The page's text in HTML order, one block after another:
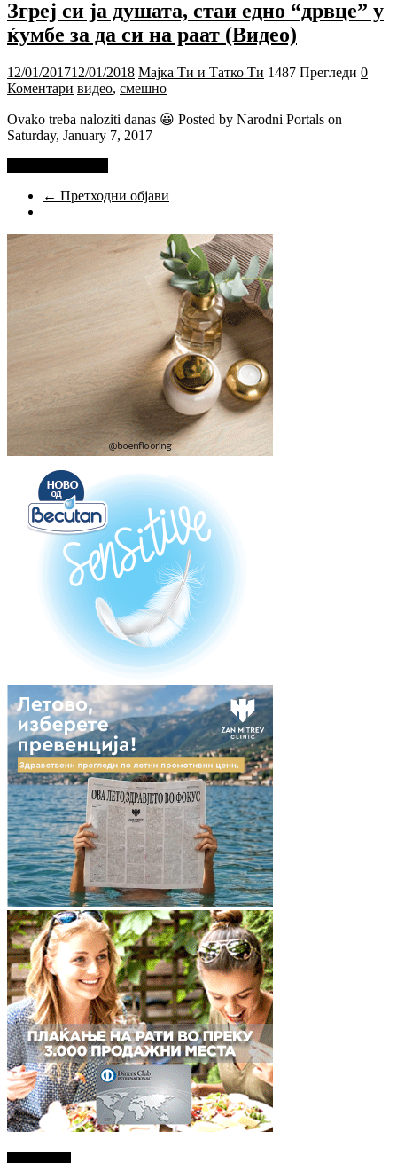
Згреј си ја душата, стаи едно “дрвце” у
ќумбе за да си на раат (Видео)
12/01/201712/01/2018 Мајка Ти и Татко Ти 1487 Прегледи 0
Коментари видео, смешно
Ovako treba naloziti danas 😀 Posted by Narodni Portals on
Saturday, January 7, 2017
← Претходни објави